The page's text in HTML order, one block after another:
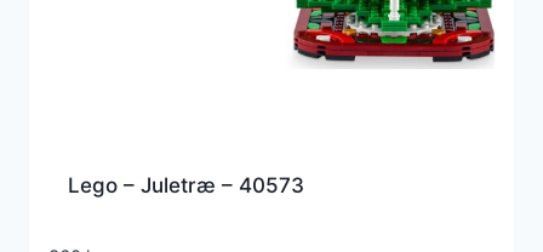
Lego – Juletræ – 40573